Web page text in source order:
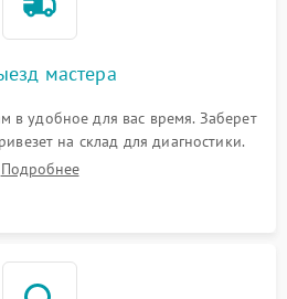
мастера
в удобное для вас время. Заберет
на склад для диагностики.
Подробнее